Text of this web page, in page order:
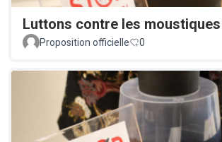
Luttons contre les moustiques
Proposition officielle
0